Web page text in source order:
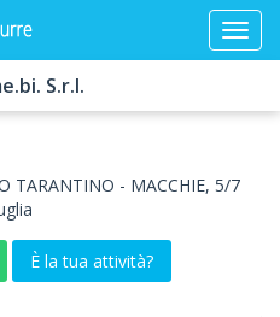
S.r.l.
TARANTINO - MACCHIE, 5/7
È la tua attività?